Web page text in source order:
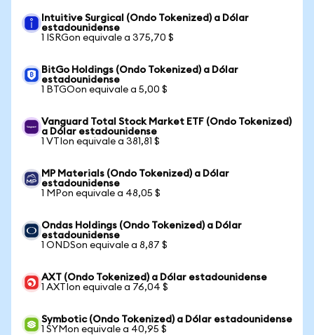
Intuitive Surgical (Ondo Tokenized) a Dólar
estadounidense
1 ISRGon equivale a 375,70 $
BitGo Holdings (Ondo Tokenized) a Dólar
estadounidense
1 BTGOon equivale a 5,00 $
Vanguard Total Stock Market ETF (Ondo Tokenized)
a Dólar estadounidense
1 VTIon equivale a 381,81 $
MP Materials (Ondo Tokenized) a Dólar
estadounidense
1 MPon equivale a 48,05 $
Ondas Holdings (Ondo Tokenized) a Dólar
estadounidense
1 ONDSon equivale a 8,87 $
AXT (Ondo Tokenized) a Dólar estadounidense
1 AXTIon equivale a 76,04 $
Symbotic (Ondo Tokenized) a Dólar estadounidense
1 SYMon equivale a 40,95 $